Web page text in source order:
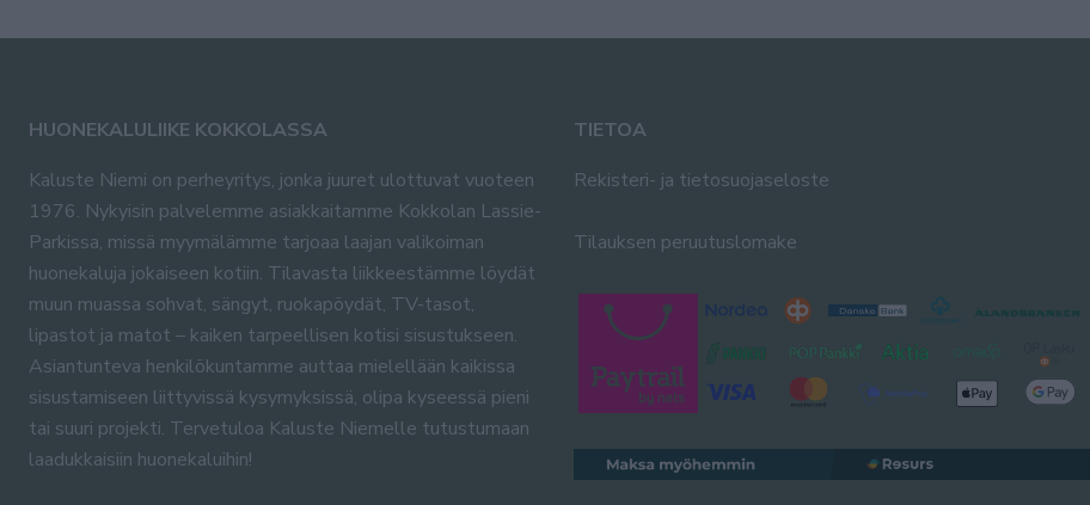
HUONEKALULIIKE KOKKOLASSA
Kaluste Niemi on perheyritys, jonka juuret ulottuvat vuoteen
1976. Nykyisin palvelemme asiakkaitamme Kokkolan Lassie-
Parkissa, missä myymälämme tarjoaa laajan valikoiman
huonekaluja jokaiseen kotiin. Tilavasta liikkeestämme löydät
muun muassa sohvat, sängyt, ruokapöydät, TV-tasot,
lipastot ja matot – kaiken tarpeellisen kotisi sisustukseen.
Asiantunteva henkilökuntamme auttaa mielellään kaikissa
sisustamiseen liittyvissä kysymyksissä, olipa kyseessä pieni
tai suuri projekti. Tervetuloa Kaluste Niemelle tutustumaan
laadukkaisiin huonekaluihin!
TIETOA
Rekisteri- ja tietosuojaseloste
Tilauksen peruutuslomake